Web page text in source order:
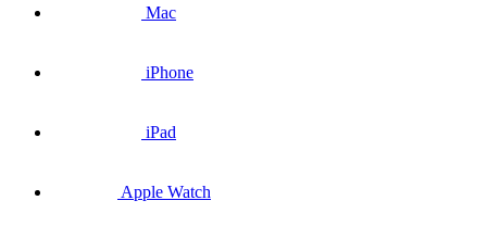
Mac
iPhone
iPad
Apple Watch